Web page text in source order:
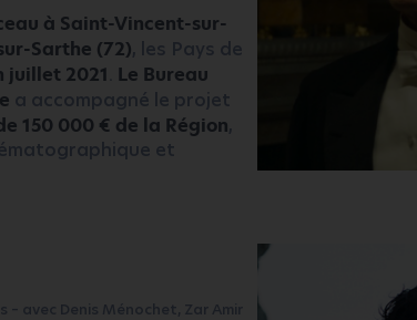
à Saint-Vincent-sur-
Sarthe (72), les Pays de
juillet 2021 Le Bureau
a accompagné le projet
150 000 € de la Région,
et
– avec Denis Ménochet, Zar Amir